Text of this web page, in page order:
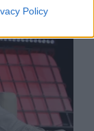
Policy